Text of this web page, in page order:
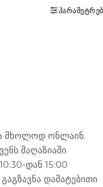
მხოლოდ ონლაინ.
მაღაზიაში
დან 15:00
დამატებითი